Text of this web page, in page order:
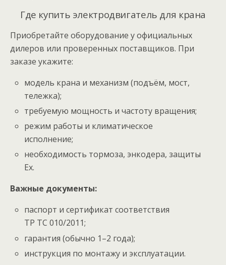
Где купить электродвигатель для крана
Приобретайте оборудование у официальных
дилеров или проверенных поставщиков. При
заказе укажите:
модель крана и механизм (подъём, мост,
тележка);
требуемую мощность и частоту вращения;
режим работы и климатическое
исполнение;
необходимость тормоза, энкодера, защиты
Ex.
Важные документы:
паспорт и сертификат соответствия
ТР ТС 010/2011;
гарантия (обычно 1–2 года);
инструкция по монтажу и эксплуатации.